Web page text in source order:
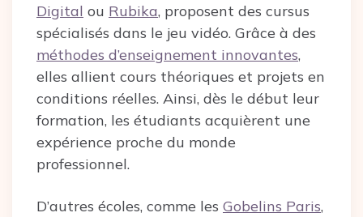
Digital ou Rubika, proposent des cursus
spécialisés dans le jeu vidéo. Grâce à des
méthodes d’enseignement innovantes,
elles allient cours théoriques et projets en
conditions réelles. Ainsi, dès le début leur
formation, les étudiants acquièrent une
expérience proche du monde
professionnel.
D’autres écoles, comme les Gobelins Paris,